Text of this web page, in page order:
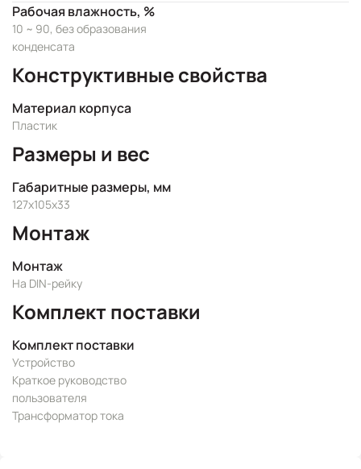
Рабочая влажность, %
10 ~ 90, без образования
конденсата
Конструктивные свойства
Материал корпуса
Пластик
Размеры и вес
Габаритные размеры, мм
127х105х33
Монтаж
Монтаж
На DIN-рейку
Комплект поставки
Комплект поставки
Устройство
Краткое руководство
пользователя
Трансформатор тока